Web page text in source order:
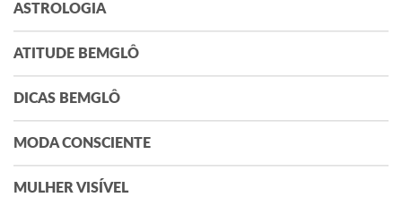
ASTROLOGIA
ATITUDE BEMGLÔ
DICAS BEMGLÔ
MODA CONSCIENTE
MULHER VISÍVEL